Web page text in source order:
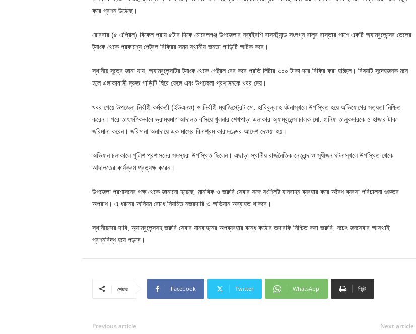
করে প্রশ্ন উঠেছে।
রোববার (৫ এপ্রিল) বিকেল প্রায় ৫টার দিকে মোরেলগঞ্জ উপজেলার নব্বইরশি বাসস্ট্যান্ড সংলগ্ন বালুর রাস্তার পাশে একটি অ্যাম্বুলেন্সের তেলের
ট্যাংক থেকে প্রকাশ্যে পেট্রল বিক্রির সময় স্থানীয় জনতা গাড়িটি আটক করে।
স্থানীয় সূত্রে জানা যায়, অ্যাম্বুলেন্সটির ট্যাংক থেকে পেট্রল বের করে প্রতি লিটার ৩০০ টাকা দরে বিক্রি করা হচ্ছিল। বিষয়টি সন্দেহজনক মনে
হলে এলাকাবাসী দ্রুত গাড়িটি ঘিরে ফেলে এবং উপজেলা প্রশাসনকে খবর দেয়।
খবর পেয়ে উপজেলা নির্বাহী কর্মকর্তা (ইউএনও) ও নির্বাহী ম্যাজিস্ট্রেট মো. হাবিবুল্লাহ ঘটনাস্থলে উপস্থিত হয়ে অভিযোগের সত্যতা নিশ্চিত
করেন। পরে তাৎক্ষণিকভাবে ভ্রাম্যমাণ আদালত বসিয়ে খুলনার শেখপাড়া এলাকার অ্যাম্বুলেন্স চালক মো. হানিফ তালুকদারকে ৫ হাজার টাকা
জরিমানা করেন। জরিমানা অনাদায়ে এক মাসের বিনাশ্রম কারাদণ্ডের আদেশ দেওয়া হয়।
অভিযান চলাকালে পুলিশ প্রশাসনের সদস্যরা উপস্থিত ছিলেন। এছাড়া স্থানীয় রাজনৈতিক নেতৃবৃন্দ ও সুধীজন ঘটনাস্থলে উপস্থিত থেকে
আদালতের কার্যক্রম প্রত্যক্ষ করেন।
উপজেলা প্রশাসনের পক্ষ থেকে জানানো হয়েছে, মানবিক ও জরুরি সেবার সঙ্গে সংশ্লিষ্ট যানবাহন ব্যবহার করে অবৈধ ব্যবসা পরিচালনা গুরুতর
অপরাধ। এ ধরনের অনিয়ম রোধে নিয়মিত নজরদারি ও অভিযান অব্যাহত থাকবে।
স্থানীয়দের দাবি, অ্যাম্বুলেন্সসহ জরুরি সেবার যানবাহনের অপব্যবহার বন্ধে কঠোর তদারকি নিশ্চিত করা জরুরি, নচেৎ জনসেবার আস্থাই
প্রশ্নবিদ্ধ হয়ে পড়বে।
শেয়ার Facebook Twitter WhatsApp প্রিন্ট
Previous article Next article